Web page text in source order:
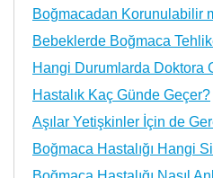
Boğmacadan Korunulabilir
Bebeklerde Boğmaca
Hangi Durumlarda Doktora
Hastalık Kaç Günde Geçer?
Aşılar Yetişkinler İçin de
Boğmaca Hastalığı Hangi